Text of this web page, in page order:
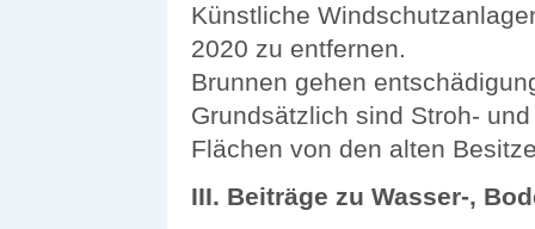
Künstliche
2020 zu entfernen.
Brunnen gehen
Grundsätzlich sind Stroh-
Flächen von den alten
III. Beiträge zu Wasser-,